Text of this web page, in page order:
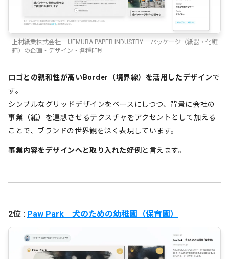
上村紙業株式会社 – UEMURA PAPER INDUSTRY – パッケージ（紙器・化粧
箱）の企画・デザイン・各種印刷
ロゴとの親和性が高いBorder（境界線）を活用したデザインで
す。
シンプルなグリッドデザインをベースにしつつ、背景に会社の
事業（紙）を連想させるテクスチャをアクセントとして加える
ことで、ブランドの世界観を深く表現しています。
事業内容をデザインへと取り入れた好例 と言えます。
2位 : Paw Park｜犬のための幼稚園（保育園）